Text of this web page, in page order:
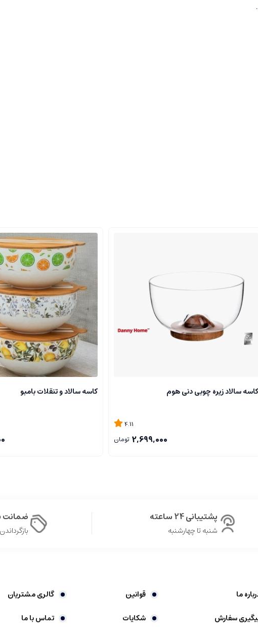
کاسه سالاد زیره چوبی دنی هوم
4.11
2,699,000 تومان
کاسه سالاد و تنقلات بامبو
پشتیبانی 24 ساعته
شنبه تا چهارشنبه
ضمانت
بازگرداندن
ما قوانین
گالری مشتریان
سفارش
شکایات تماس با ما